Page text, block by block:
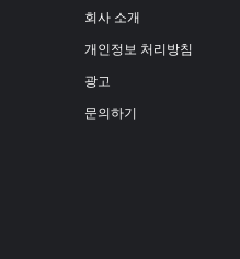
회사 소개
개인정보 처리방침
광고
문의하기